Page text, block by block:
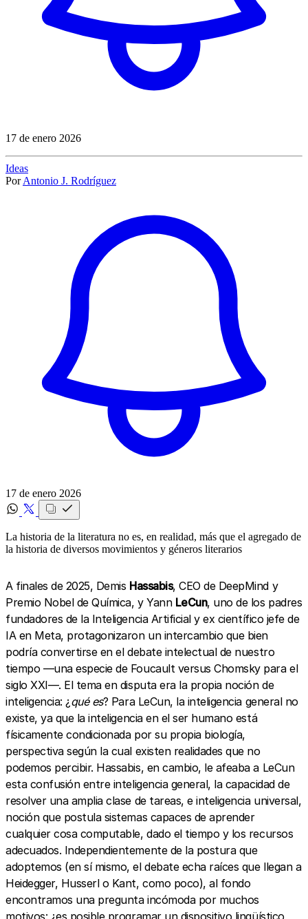
17 de enero 2026
Ideas
Por Antonio J. Rodríguez
17 de enero 2026
La historia de la literatura no es, en realidad, más que el agregado de
la historia de diversos movimientos y géneros literarios
A finales de 2025, Demis Hassabis, CEO de DeepMind y
Premio Nobel de Química, y Yann LeCun, uno de los padres
fundadores de la Inteligencia Artificial y ex científico jefe de
IA en Meta, protagonizaron un intercambio que bien
podría convertirse en el debate intelectual de nuestro
tiempo —una especie de Foucault versus Chomsky para el
siglo XXI—. El tema en disputa era la propia noción de
inteligencia: ¿ qué es? Para LeCun, la inteligencia general no
existe, ya que la inteligencia en el ser humano está
físicamente condicionada por su propia biología,
perspectiva según la cual existen realidades que no
podemos percibir. Hassabis, en cambio, le afeaba a LeCun
esta confusión entre inteligencia general, la capacidad de
resolver una amplia clase de tareas, e inteligencia universal,
noción que postula sistemas capaces de aprender
cualquier cosa computable, dado el tiempo y los recursos
adecuados. Independientemente de la postura que
adoptemos (en sí mismo, el debate echa raíces que llegan a
Heidegger, Husserl o Kant, como poco), al fondo
encontramos una pregunta incómoda por muchos
motivos: ¿es posible programar un dispositivo lingüístico